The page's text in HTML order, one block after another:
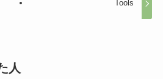
Tools
人